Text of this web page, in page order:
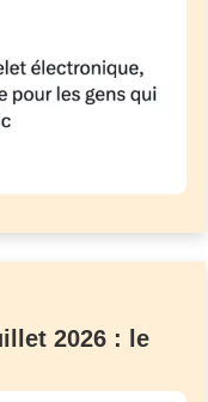
2026 : le